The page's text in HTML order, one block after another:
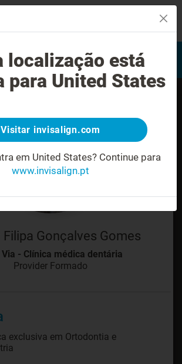
Encontrar um Invisalign
provider
Filipa Gonçalves Gomes
Via - Clínica médica dentária
Provider Formado
exclusiva em Ortodontia e
localização está
para United States
Visitar invisalign.com
em United States? Continue para
www.invisalign.pt